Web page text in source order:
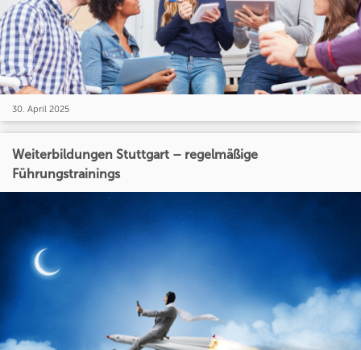
30. April 2025
Weiterbildungen Stuttgart – regelmäßige
Führungstrainings